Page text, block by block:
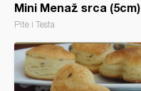
Mini Menaž srca (5cm)
Pite i Testa